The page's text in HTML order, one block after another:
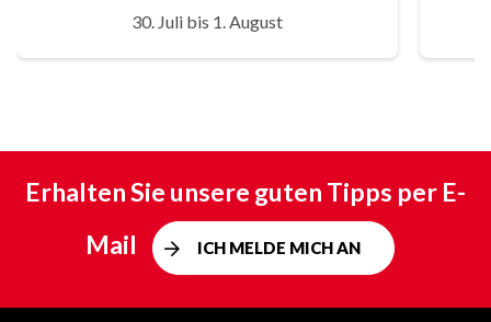
30. Juli bis 1. August
Erhalten Sie unsere guten Tipps per E-
Mail
ICH MELDE MICH AN